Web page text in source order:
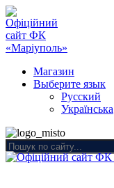
Магазин
Выберите язык
Русский
Українська